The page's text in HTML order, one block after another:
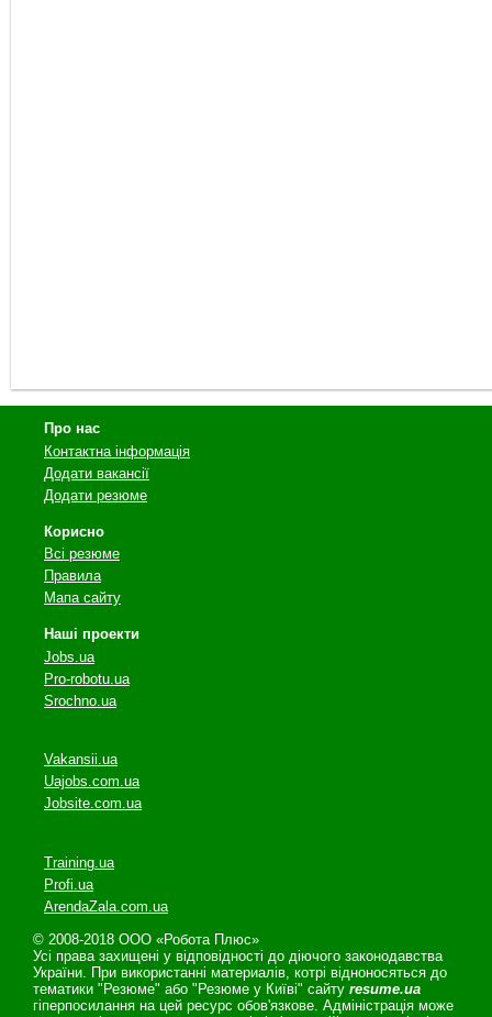
Про нас
Контактна інформація
Додати вакансії
Додати резюме
Корисно
Всі резюме
Правила
Мапа сайту
Наші проекти
Jobs.ua
Pro-robotu.ua
Srochno.ua
Vakansii.ua
Uajobs.com.ua
Jobsite.com.ua
Training.ua
Profi.ua
ArendaZala.com.ua
© 2008-2018 ООО «Робота Плюс»
Усі права захищені у відповідності до діючого законодавства
України. При використанні материалів, котрі відноносяться до
тематики "Резюме" або "Резюме у Київі" сайту resume.ua
гіперпосилання на цей ресурс обов'язкове. Адміністрація може